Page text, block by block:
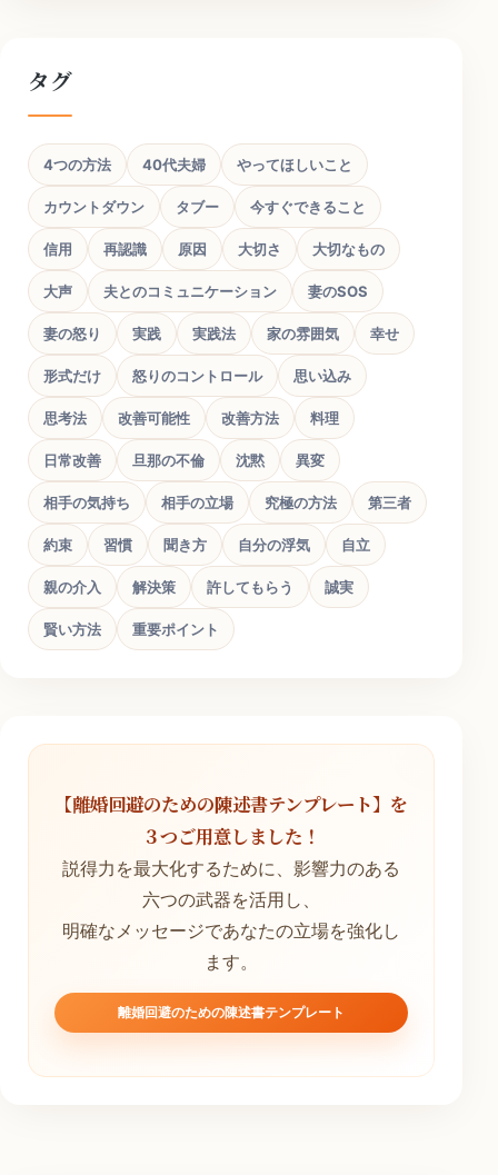
タグ
4つの方法 40代夫婦 やってほしいこと
カウントダウン タブー 今すぐできること
信用 再認識 原因 大切さ 大切なもの
大声 夫とのコミュニケーション 妻のSOS
妻の怒り 実践 実践法 家の雰囲気 幸せ
形式だけ 怒りのコントロール 思い込み
思考法 改善可能性 改善方法 料理
日常改善 旦那の不倫 沈黙 異変
相手の気持ち 相手の立場 究極の方法 第三者
約束 習慣 聞き方 自分の浮気 自立
親の介入 解決策 許してもらう 誠実
賢い方法 重要ポイント
【離婚回避のための陳述書テンプレート】を
３つご用意しました！
説得力を最大化するために、影響力のある
六つの武器を活用し、
明確なメッセージであなたの立場を強化し
ます。
離婚回避のための陳述書テンプレート